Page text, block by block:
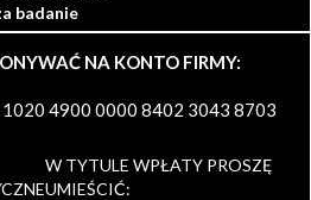
badanie
NA KONTO FIRMY:
1020 4900 0000 8402 3043 8703
W TYTULE WPŁATY PROSZĘ
UMIEŚCIĆ: